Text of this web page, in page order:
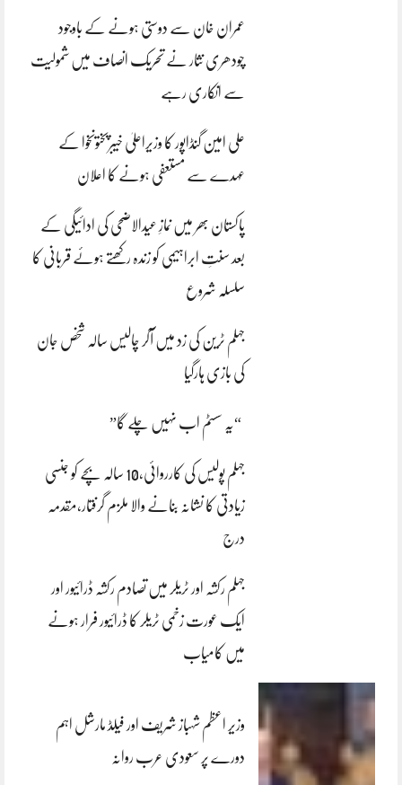
عمران خان سے دوستی ہونے کے باوجود
چودھری نثار نے تحریک انصاف میں شمولیت
سے انکاری رہے
علی امین گنڈاپور کا وزیراعلیٰ خیبرپختونخوا کے
عہدے سے مستعفی ہونے کا اعلان
پاکستان بھر میں نمازِ عیدالاضحی کی ادائیگی کے
بعد سنتِ ابراہیمی کو زندہ رکھتے ہوئے قربانی کا
سلسلہ شروع
جہلم ٹرین کی زد میں آکر چالیس سالہ شخص جان
کی بازی ہارگیا
“یہ سسٹم اب نہیں چلے گا”
جہلم پولیس کی کارروائی،10 سالہ بچے کو جنسی
زیادتی کا نشانہ بنانے والا ملزم گرفتار،مقدمہ
درج
جہلم رکشہ اور ٹریلر میں تصادم رکشہ ڈرائیور اور
ایک عورت زخمی ٹریلر کا ڈرائیور فرار ہونے
میں کامیاب
وزیر اعظم شہباز شریف اور فیلڈ مارشل اہم
دورے پر سعودی عرب روانہ